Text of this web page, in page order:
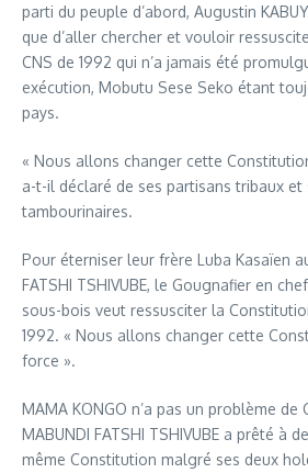
parti du peuple d’abord, Augustin
que d’aller chercher et vouloir
CNS de 1992 qui n’a jamais été
exécution, Mobutu Sese Seko étant
pays.
« Nous allons changer cette
a-t-il déclaré de ses partisans tribaux et
tambourinaires.
Pour éterniser leur frère Luba Kasaïen
FATSHI TSHIVUBE, le Gougnafier en
sous-bois veut ressusciter la
1992. « Nous allons changer cette
force ».
MAMA KONGO n’a pas un problème de
MABUNDI FATSHI TSHIVUBE a prêté à
même Constitution malgré ses deux